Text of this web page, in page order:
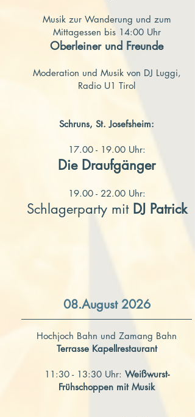
Musik zur Wanderung und zum
Mittagessen bis 14:00 Uhr
Oberleiner und Freunde
Moderation und Musik von DJ Luggi,
Radio U1 Tirol
Schruns, St. Josefsheim:
17.00 - 19.00 Uhr:
Die Draufgänger
19.00 - 22.00Uhr:
Schlagerparty mitDJ Patrick
08.August 2026
Hochjoch Bahn und Zamang Bahn
Terrasse Kapellrestaurant
11:30 - 13:30 Uhr: Weißwurst-
Frühschoppen mit Musik